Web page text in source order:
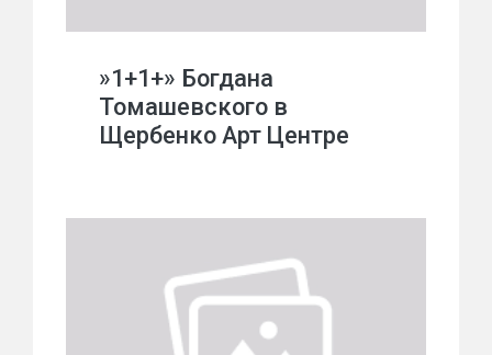
»1+1+» Богдана
Томашевского в
Щербенко Арт Центре